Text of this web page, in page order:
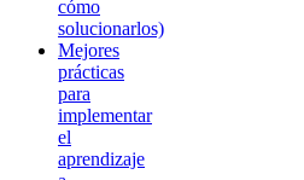
cómo
solucionarlos)
Mejores
prácticas
para
implementar
el
aprendizaje